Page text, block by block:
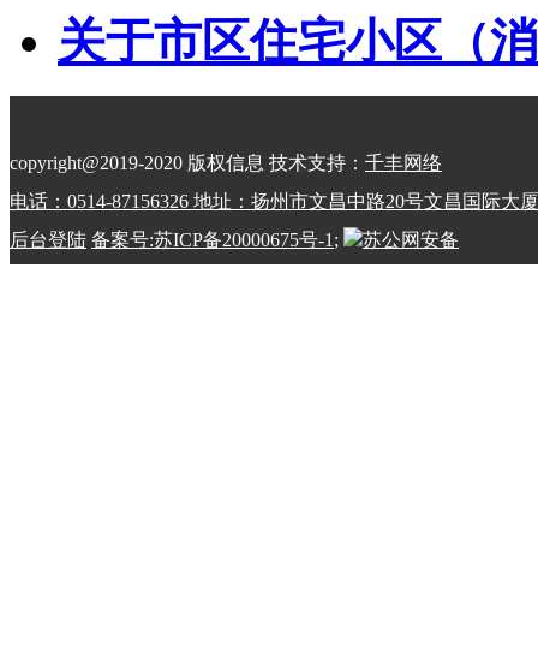
关于市区住宅小区（
copyright@2019-2020 版权信息 技术支持： 千丰网络
电话：0514-87156326 地址：扬州市文昌中路20号文昌国际大厦
后台登陆 备案号:苏ICP备20000675号-1;
苏公网安备